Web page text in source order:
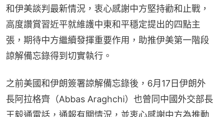
和伊美談判最新情況，衷心感謝中方堅持勸和止戰，
高度讚賞習近平就維護中東和平穩定提出的四點主
張，期待中方繼續發揮重要作用，助推伊美第一階段
諒解備忘錄得到切實執行。
之前美國和伊朗簽署諒解備忘錄後，6月17日伊朗外
長阿拉格齊（Abbas Araghchi）也曾同中國外交部長
王毅通電話，通報有關情況，並衷心感謝中方為推動